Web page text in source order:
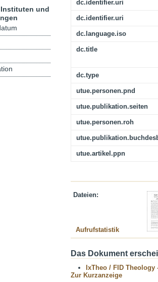
dc.identifier.uri
dc.identifier.uri
dc.language.iso
dc.title
dc.type
utue.personen.pnd
utue.publikation.seiten
utue.personen.roh
utue.artikel.ppn
Dateien:
Aufrufstatistik
Das Dokument
IxTheo / FID Theology
Zur Kurzanzeige
und